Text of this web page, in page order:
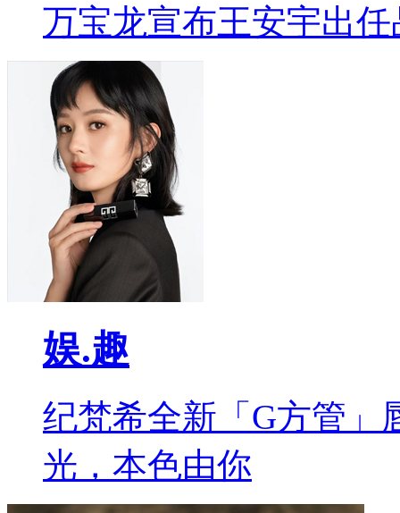
万宝龙宣布王安宇出
娱.趣
纪梵希全新「G方管」
光，本色由你